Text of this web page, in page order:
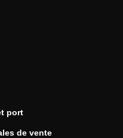
port
de vente